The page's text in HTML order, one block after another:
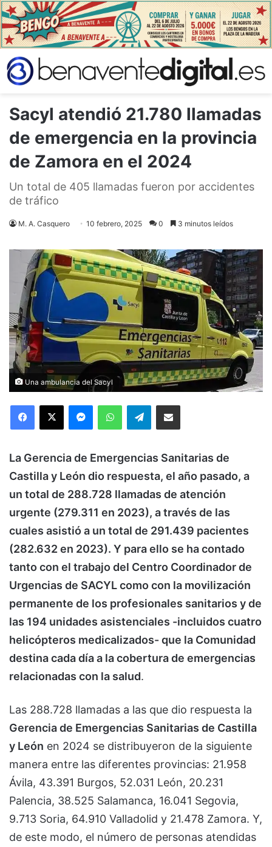
Sacyl atendió 21.780 llamadas
de emergencia en la provincia
de Zamora en el 2024
Un total de 405 llamadas fueron por accidentes
de tráfico
M. A. Casquero 10 febrero, 2025 0 3 minutos leídos
Una ambulancia del Sacyl
Facebook
X MessengerWhatsAppTelegramCompartir via Email
La Gerencia de Emergencias Sanitarias de
Castilla y León dio respuesta, el año pasado, a
un total de 288.728 llamadas de atención
urgente (279.311 en 2023), a través de las
cuales asistió a un total de 291.439 pacientes
(282.632 en 2023). Y para ello se ha contado
tanto con el trabajo del Centro Coordinador de
Urgencias de SACYL como con la movilización
permanente de los profesionales sanitarios y de
las 194 unidades asistenciales -incluidos cuatro
helicópteros medicalizados- que la Comunidad
destina cada día a la cobertura de emergencias
relacionadas con la salud.
Las 288.728 llamadas a las que dio respuesta la
Gerencia de Emergencias Sanitarias de Castilla
y León en 2024 se distribuyeron de la siguiente
manera entre las diferentes provincias: 21.958
Ávila, 43.391 Burgos, 52.031 León, 20.231
Palencia, 38.525 Salamanca, 16.041 Segovia,
9.713 Soria, 64.910 Valladolid y 21.478 Zamora. Y,
de este modo, el número de personas atendidas